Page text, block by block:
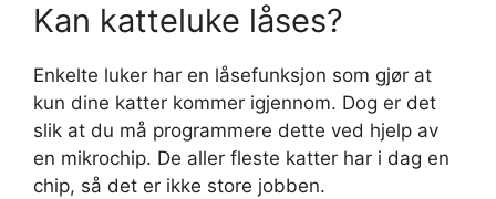
Kan katteluke låses?
Enkelte luker har en låsefunksjon som gjør at
kun dine katter kommer igjennom. Dog er det
slik at du må programmere dette ved hjelp av
en mikrochip. De aller fleste katter har i dag en
chip, så det er ikke store jobben.